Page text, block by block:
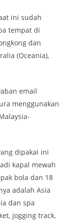
ini sudah
tempat di
dan
(Oceania),
email
menggunakan
dipakai ini
kapal mewah
bola dan 18
adalah Asia
dan spa
jogging track,